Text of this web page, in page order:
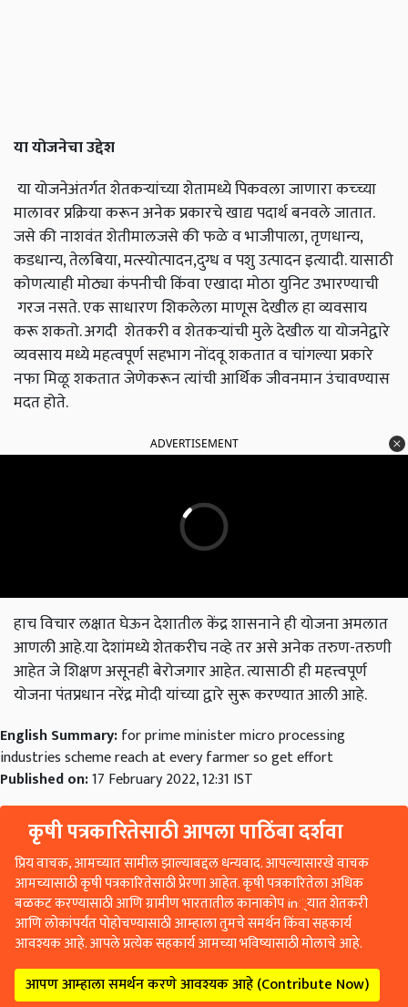
या योजनेचा उद्देश
या योजनेअंतर्गत शेतकऱ्यांच्या शेतामध्ये पिकवला जाणारा कच्च्या
मालावर प्रक्रिया करून अनेक प्रकारचे खाद्य पदार्थ बनवले जातात.
जसे की नाशवंत शेतीमालजसे की फळे व भाजीपाला, तृणधान्य,
कडधान्य, तेलबिया, मत्स्योत्पादन,दुग्ध व पशु उत्पादन इत्यादी. यासाठी
कोणत्याही मोठ्या कंपनीची किंवा एखादा मोठा युनिट उभारण्याची
गरज नसते. एक साधारण शिकलेला माणूस देखील हा व्यवसाय
करू शकतो. अगदी शेतकरी व शेतकऱ्यांची मुले देखील या योजनेद्वारे
व्यवसाय मध्ये महत्वपूर्ण सहभाग नोंदवू शकतात व चांगल्या प्रकारे
नफा मिळू शकतात जेणेकरून त्यांची आर्थिक जीवनमान उंचावण्यास
मदत होते.
ADVERTISEMENT
हाच विचार लक्षात घेऊन देशातील केंद्र शासनाने ही योजना अमलात
आणली आहे.या देशांमध्ये शेतकरीच नव्हे तर असे अनेक तरुण-तरुणी
आहेत जे शिक्षण असूनही बेरोजगार आहेत. त्यासाठी ही महत्त्वपूर्ण
योजना पंतप्रधान नरेंद्र मोदी यांच्या द्वारे सुरू करण्यात आली आहे.
English Summary:for prime minister micro processing
industries scheme reach at every farmer so get effort
Published on:17 February 2022, 12:31 IST
कृषी पत्रकारितेसाठी आपला पाठिंबा दर्शवा
प्रिय वाचक, आमच्यात सामील झाल्याबद्दल धन्यवाद. आपल्यासारखे वाचक
आमच्यासाठी कृषी पत्रकारितेसाठी प्रेरणा आहेत. कृषी पत्रकारितेला अधिक
बळकट करण्यासाठी आणि ग्रामीण भारतातील कानाकोप in्यात शेतकरी
आणि लोकांपर्यंत पोहोचण्यासाठी आम्हाला तुमचे समर्थन किंवा सहकार्य
आवश्यक आहे. आपले प्रत्येक सहकार्य आमच्या भविष्यासाठी मोलाचे आहे.
आपण आम्हाला समर्थन करणे आवश्यक आहे (Contribute Now)